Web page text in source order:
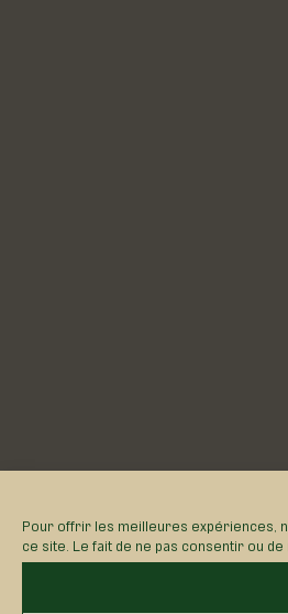
Pour offrir les meilleures expériences,
ce site. Le fait de ne pas consentir ou